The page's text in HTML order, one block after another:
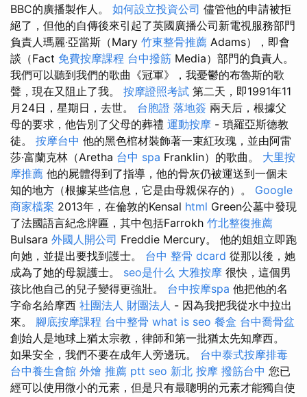
BBC的廣播製作人。 如何設立投資公司 儘管他的申請被拒
絕了，但他的自傳後來引起了英國廣播公司新電視服務部門
負責人瑪麗·亞當斯（Mary 竹東整骨推薦 Adams），即會
談（Fact 免費按摩課程 台中撥筋 Media）部門的負責人。
我們可以聽到我們的歌曲《冠軍》，我憂鬱的布魯斯的歌
聲，現在又阻止了我。 按摩證照考試 第二天，即1991年11
月24日，星期日，去世。 台胞證 落地簽 兩天后，根據父
母的要求，他告別了父母的葬禮 運動按摩 - 瑣羅亞斯德教
徒。 按摩台中 他的黑色棺材裝飾著一束紅玫瑰，並由阿雷
莎·富蘭克林（Aretha 台中 spa Franklin）的歌曲。 大里按
摩推薦 他的屍體得到了指導，他的骨灰仍被運送到一個未
知的地方（根據某些信息，它是由母親保存的）。 Google
商家檔案 2013年，在倫敦的Kensal html Green公墓中發現
了法國語言紀念牌匾，其中包括Farrokh 竹北整復推薦
Bulsara 外國人開公司 Freddie Mercury。 他的姐姐立即跑
向她，並提出要找到護士。 台中 整骨 dcard 從那以後，她
成為了她的母親護士。 seo是什么 大雅按摩 很快，這個男
孩比他自己的兒子變得更強壯。 台中按摩spa 他把他的名
字命名給摩西 社團法人 財團法人 - 因為我把我從水中拉出
來。 腳底按摩課程 台中整骨 what is seo 餐盒 台中喬骨盆
創始人是地球上猶太宗教，律師和第一批猶太先知摩西。
如果安全，我們不要在成年人旁邊玩。 台中泰式按摩排毒
台中養生會館 外燴 推薦 ptt seo 新北 按摩 撥筋台中 您已
經可以使用微小的元素，但是只有最聰明的元素才能獨自使